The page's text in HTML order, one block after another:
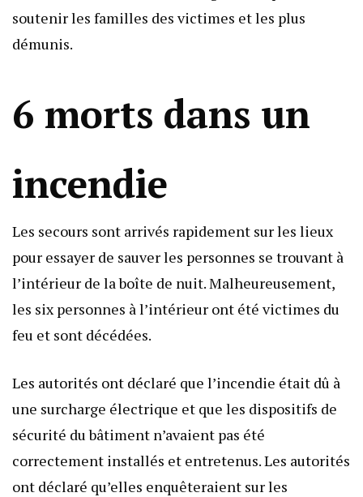
soutenir les familles des victimes et les plus
démunis.
6 morts dans un
incendie
Les secours sont arrivés rapidement sur les lieux
pour essayer de sauver les personnes se trouvant à
l’intérieur de la boîte de nuit. Malheureusement,
les six personnes à l’intérieur ont été victimes du
feu et sont décédées.
Les autorités ont déclaré que l’incendie était dû à
une surcharge électrique et que les dispositifs de
sécurité du bâtiment n’avaient pas été
correctement installés et entretenus. Les autorités
ont déclaré qu’elles enquêteraient sur les